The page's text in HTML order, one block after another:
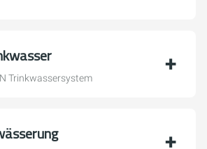
Trinkwassersystem